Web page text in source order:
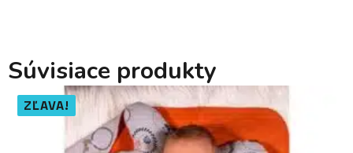
Súvisiace produkty
ZĽAVA!